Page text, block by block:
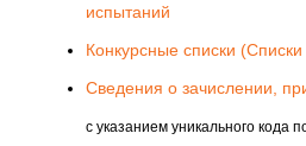
испытаний
Конкурсные списки
Сведения о зачислении,
с указанием уникального кода